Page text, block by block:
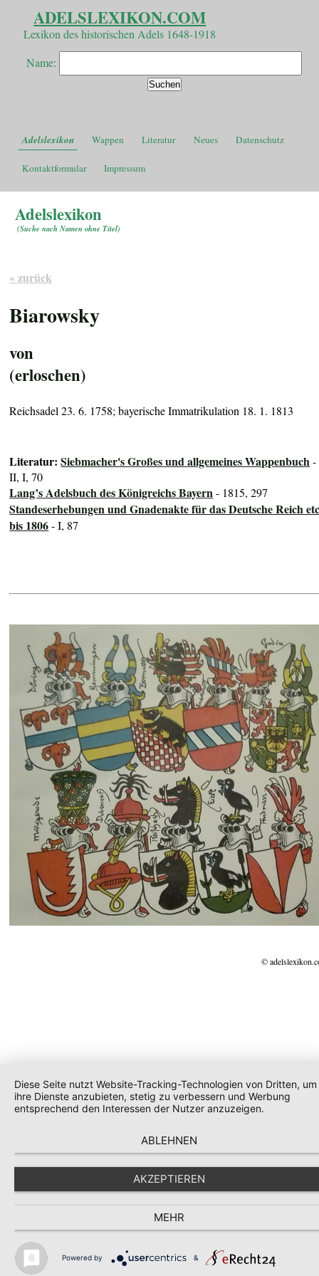
ADELSLEXIKON.COM
Lexikon des historischen Adels 1648-1918
Name:
Adelslexikon Wappen Literatur Neues Datenschutz
Kontaktformular Impressum
Adelslexikon
(Suche nach Namen ohne Titel)
« zurück
Biarowsky
von
(erloschen)
Reichsadel 23. 6. 1758; bayerische Immatrikulation 18. 1. 1813
Literatur:Siebmacher's Großes und allgemeines Wappenbuch-
II, I, 70
Lang’s Adelsbuch des Königreichs Bayern- 1815, 297
Standeserhebungen und Gnadenakte für das Deutsche Reich
bis 1806- I, 87
©
Diese Seite nutzt Website-Tracking-Technologien von Dritten, um
ihre Dienste anzubieten, stetig zu verbessern und Werbung
entsprechend den Interessen der Nutzer anzuzeigen.
ABLEHNEN
AKZEPTIEREN
MEHR
Powered by &